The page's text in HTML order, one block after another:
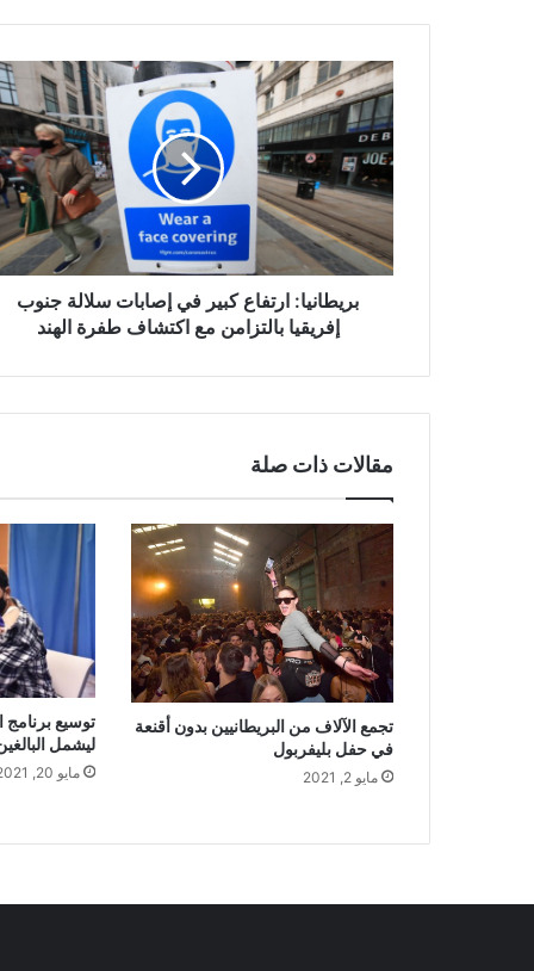
بريطانيا:
ارتفاع
كبير
في
إصابات
سلالة
جنوب
إفريقيا
بالتزامن
الهند
بريطانيا: ارتفاع كبير في إصابات سلالة جنوب
إفريقيا بالتزامن مع اكتشاف طفرة الهند
مقالات ذات صلة
تجمع الآلاف من البريطانيين بدون أقنعة
في حفل بليفربول
مايو 2, 2021
توسيع برنامج
ليشمل البالغين
مايو 20, 2021